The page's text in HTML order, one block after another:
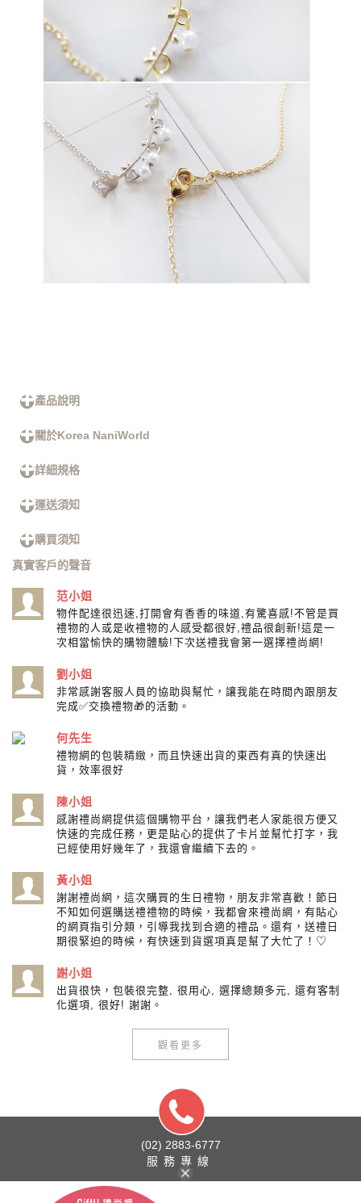
產品說明
關於Korea NaniWorld
詳細規格
運送須知
購買須知
真實客戶的聲音
范小姐
物件配達很迅速,打開會有香香的味道,有驚喜感!不管是買
禮物的人或是收禮物的人感受都很好,禮品很創新!這是一
次相當愉快的購物體驗!下次送禮我會第一選擇禮尚網!
劉小姐
非常感謝客服人員的協助與幫忙，讓我能在時間內跟朋友
完成✅交換禮物🎁的活動。
何先生
禮物網的包裝精緻，而且快速出貨的東西有真的快速出
貨，效率很好
陳小姐
感謝禮尚網提供這個購物平台，讓我們老人家能很方便又
快速的完成任務，更是貼心的提供了卡片並幫忙打字，我
已經使用好幾年了，我還會繼續下去的。
黃小姐
謝謝禮尚網，這次購買的生日禮物，朋友非常喜歡！節日
不知如何選購送禮禮物的時候，我都會來禮尚網，有貼心
的網頁指引分類，引導我找到合適的禮品。還有，送禮日
期很緊迫的時候，有快速到貨選項真是幫了大忙了！♡
謝小姐
出貨很快，包裝很完整, 很用心, 選擇總類多元, 還有客制
化選項, 很好! 謝謝。
觀看更多
(02) 2883-6777
服務專線